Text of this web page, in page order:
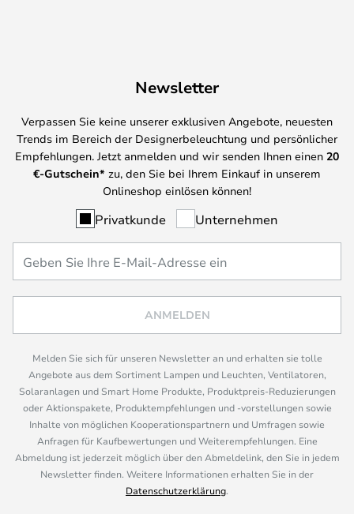
Newsletter
Verpassen Sie keine unserer exklusiven Angebote, neuesten
Trends im Bereich der Designerbeleuchtung und persönlicher
Empfehlungen. Jetzt anmelden und wir senden Ihnen einen 20
€-Gutschein* zu, den Sie bei Ihrem Einkauf in unserem
Onlineshop einlösen können!
Privatkunde Unternehmen
ANMELDEN
Melden Sie sich für unseren Newsletter an und erhalten sie tolle
Angebote aus dem Sortiment Lampen und Leuchten, Ventilatoren,
Solaranlagen und Smart Home Produkte, Produktpreis-Reduzierungen
oder Aktionspakete, Produktempfehlungen und -vorstellungen sowie
Inhalte von möglichen Kooperationspartnern und Umfragen sowie
Anfragen für Kaufbewertungen und Weiterempfehlungen. Eine
Abmeldung ist jederzeit möglich über den Abmeldelink, den Sie in jedem
Newsletter finden. Weitere Informationen erhalten Sie in der
Datenschutzerklärung.